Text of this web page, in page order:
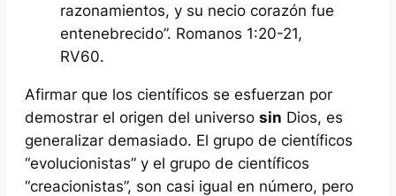
razonamientos, y su necio corazón fue
entenebrecido”. Romanos 1:20-21,
RV60.
Afirmar que los científicos se esfuerzan por
demostrar el origen del universo sin Dios, es
generalizar demasiado. El grupo de científicos
“evolucionistas” y el grupo de científicos
“creacionistas”, son casi igual en número, pero